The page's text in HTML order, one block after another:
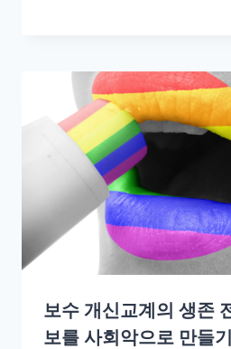
보수 개신교계의 생존
보를 사회악으로 만들기